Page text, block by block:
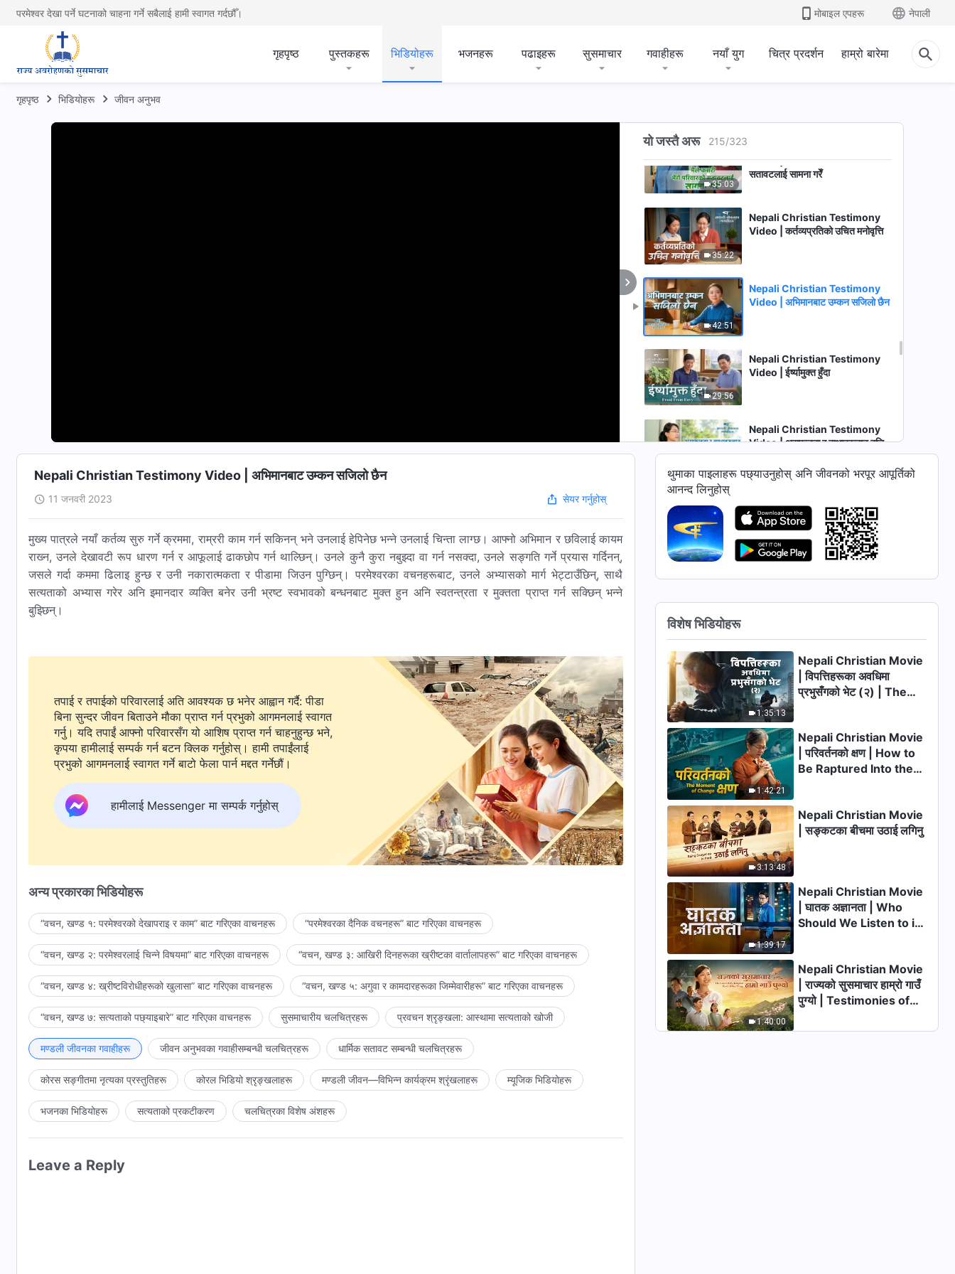
परमेश्वर देखा पर्ने घटनाको चाहना गर्ने सबैलाई हामी स्वागत गर्दछौँ। मोबाइल एपहरू नेपाली
गृहपृष्ठ पुस्तकहरू भिडियोहरू भजनहरू पढाइहरू सुसमाचार गवाहीहरू नयाँ युग चित्र प्रदर्शन हाम्रो बारेमा
गृहपृष्ठ भिडियोहरू जीवन अनुभव
यो जस्तै अरू 215/323
Nepali Christian Testimony
Video | मैले कसरी ख्रीष्टविरोधीको
35:03
Video | मैले कसरी मेरो परिवारको
सतावटलाई सामना गरेँ
35:22
Nepali Christian Testimony
Video | कर्तव्यप्रतिको उचित मनोवृत्ति
42:51
Nepali Christian Testimony
Video | अभिमानबाट उम्‍कन सजिलो छैन
29:56
Nepali Christian Testimony
Video | ईर्ष्यामुक्त हुँदा
Nepali Christian Testimony
Video | असफलता र बाधाहरूबाट वृद्धि
हुँदै जानु
37:54
Video | होसियार! ख्रीष्टविरोधीहरू
तपाईंकै वरिपरि छन्!
32:30
Nepali Christian Testimony
Video | “असल अगुवा” को चिन्तनमनन
40:28
Nepali Christian Testimony
Video | धर्ममा सत्यता प्राप्त गर्न सकिँदैन
35:59
Nepali Christian Testimony
Video | के मुक्ति पाउन हैसियत
चाहिन्छ?
Nepali Christian Testimony
Video | निराकरणपछिको जागरूकता
37:54
Nepali Christian Testimony
Video | मैले रेखदेखलाई स्वीकार
नगर्नुको कारण
26:54
Nepali Christian Testimony
Video | घरायसी युद्धको दृश्य पछाडि
Nepali Christian Testimony Video | अभिमानबाट उम्‍कन सजिलो छैन
11 जनवरी 2023 सेयर गर्नुहोस्
मुख्य पात्रले नयाँ कर्तव्य सुरु गर्ने क्रममा, राम्ररी काम गर्न सकिनन् भने उनलाई हेपिनेछ भन्‍ने उनलाई चिन्ता लाग्छ। आफ्‍नो अभिमान र छविलाई कायम
राख्‍न, उनले देखावटी रूप धारण गर्न र आफूलाई ढाकछोप गर्न थाल्छिन्। उनले कुनै कुरा नबुझ्दा वा गर्न नसक्दा, उनले सङ्गति गर्ने प्रयास गर्दिनन्,
जसले गर्दा कममा ढिलाइ हुन्छ र उनी नकारात्मकता र पीडामा जिउन पुग्छिन्। परमेश्‍वरका वचनहरूबाट, उनले अभ्यासको मार्ग भेट्टाउँछिन्, साथै
सत्यताको अभ्यास गरेर अनि इमानदार व्यक्ति बनेर उनी भ्रष्ट स्वभावको बन्धनबाट मुक्त हुन अनि स्वतन्त्रता र मुक्तता प्राप्त गर्न सक्छिन् भन्‍ने
बुझ्छिन्।
तपाई र तपाईको परिवारलाई अति आवश्यक छ भनेर आह्वान गर्दै: पीडा
बिना सुन्दर जीवन बिताउने मौका प्राप्त गर्न प्रभुको आगमनलाई स्वागत
गर्नु। यदि तपाईं आफ्नो परिवारसँग यो आशिष प्राप्त गर्न चाहनुहुन्छ भने,
कृपया हामीलाई सम्पर्क गर्न बटन क्लिक गर्नुहोस्। हामी तपाईंलाई
प्रभुको आगमनलाई स्वागत गर्ने बाटो फेला पार्न मद्दत गर्नेछौं।
हामीलाई Messenger मा सम्पर्क गर्नुहोस्
अन्य प्रकारका भिडियोहरू
“वचन, खण्ड १: परमेश्‍वरको देखापराइ र काम” बाट गरिएका वाचनहरू “परमेश्‍वरका दैनिक वचनहरू” बाट गरिएका वाचनहरू
“वचन, खण्ड २: परमेश्‍वरलाई चिन्‍ने विषयमा” बाट गरिएका वाचनहरू “वचन, खण्ड ३: आखिरी दिनहरूका ख्रीष्टका वार्तालापहरू” बाट गरिएका वाचनहरू
“वचन, खण्ड ४: ख्रीष्टविरोधीहरूको खुलासा” बाट गरिएका वाचनहरू “वचन, खण्ड ५: अगुवा र कामदारहरूका जिम्‍मेवारीहरू” बाट गरिएका वाचनहरू
“वचन, खण्ड ७: सत्यताको पछ्याइबारे” बाट गरिएका वाचनहरू सुसमाचारीय चलचित्रहरू प्रवचन श्रृङ्खला: आस्थामा सत्यताको खोजी
मण्डली जीवनका गवाहीहरू जीवन अनुभवका गवाहीसम्‍बन्धी चलचित्रहरू धार्मिक सतावट सम्‍बन्धी चलचित्रहरू
कोरस सङ्गीतमा नृत्यका प्रस्तुतिहरू कोरल भिडियो श्रृङ्खलाहरू मण्डली जीवन—विभिन्‍न कार्यक्रम श्रृंखलाहरू म्यूजिक भिडियोहरू
भजनका भिडियोहरू सत्यताको प्रकटीकरण चलचित्रका विशेष अंशहरू
Leave a Reply
थुमाका पाइलाहरू पछ्याउनुहोस् अनि जीवनको भरपूर आपूर्तिको
आनन्द लिनुहोस्
विशेष भिडियोहरू
1:35:13
Nepali Christian Movie
| विपत्तिहरूका अवधिमा
प्रभुसँगको भेट (२) | The
We Enter the Kingdom
of God?
1:42:21
Nepali Christian Movie
| परिवर्तनको क्षण | How to
Be Raptured Into the
3:13:48
Nepali Christian Movie
| सङ्कटका बीचमा उठाई लगिनु
1:39:17
Nepali Christian Movie
| घातक अज्ञानता | Who
Should We Listen to in
1:40:00
Nepali Christian Movie
| राज्यको सुसमाचार हाम्रो गाउँ
पुग्यो | Testimonies of
the Lord's Return